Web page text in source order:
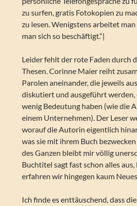
zu surfen, gratis Fotokopien zu
zu lesen. Wenigstens arbeitet
man sich so beschäftigt.“|
Leider fehlt der rote Faden durch
Thesen. Corinne Maier reiht
Parolen aneinander, die jeweils
diskutiert und ausgeführt werden,
wenig Bedeutung haben (wie die
einem Unternehmen). Der Leser
worauf die Autorin eigentlich
was sie mit ihrem Buch
des Ganzen bleibt mir völlig
Buchtitel sagt fast schon alles aus,
erfahren wir hingegen kaum
Ich finde es enttäuschend, dass